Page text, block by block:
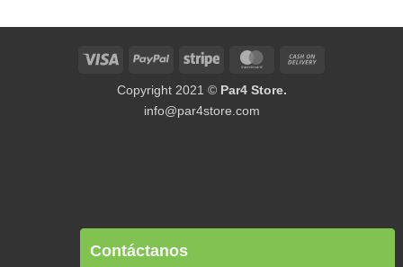
Visa PayPal Stripe MasterCard
Copyright 2021 © Par4 Store.
info@par4store.com
Contáctanos